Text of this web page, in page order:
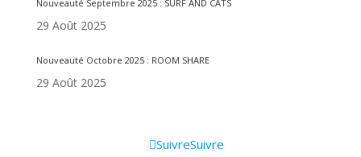
Nouveauté Septembre 2025 : SURF AND CATS
29 Août 2025
Nouveauté Octobre 2025 : ROOM SHARE
29 Août 2025
SuivreSuivre